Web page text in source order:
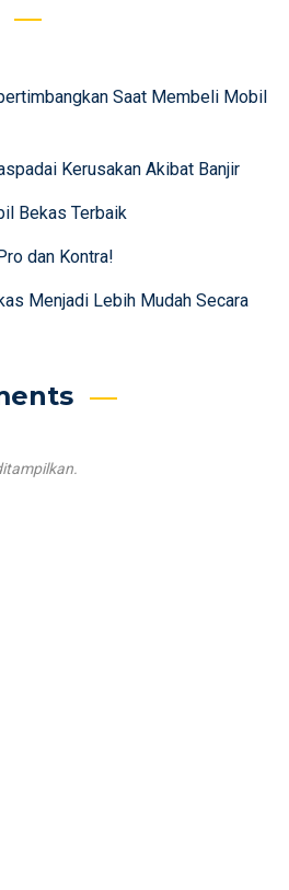
Saat Membeli Mobil
Kerusakan Akibat Banjir
Bekas Terbaik
dan Kontra!
Menjadi Lebih Mudah Secara